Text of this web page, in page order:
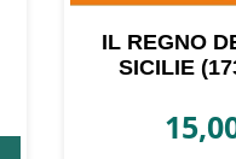
IL REGNO
SICILIE